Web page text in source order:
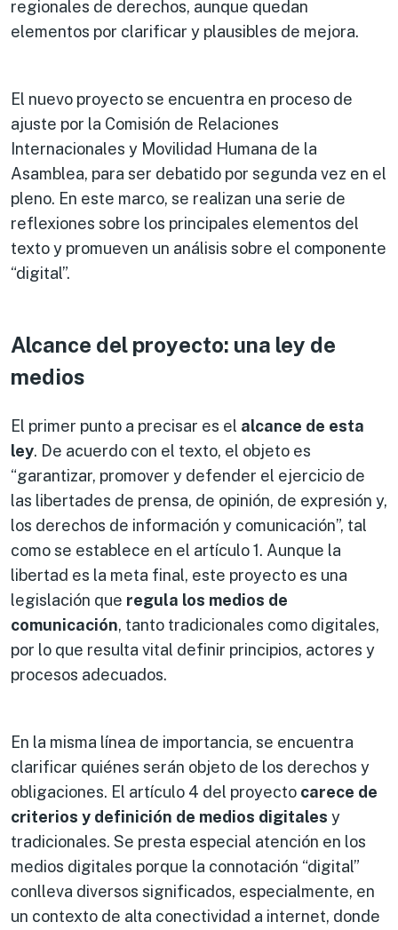
regionales de derechos, aunque quedan
elementos por clarificar y plausibles de mejora.
El nuevo proyecto se encuentra en proceso de
ajuste por la Comisión de Relaciones
Internacionales y Movilidad Humana de la
Asamblea, para ser debatido por segunda vez en el
pleno. En este marco, se realizan una serie de
reflexiones sobre los principales elementos del
texto y promueven un análisis sobre el componente
“digital”.
Alcance del proyecto: una ley de
medios
El primer punto a precisar es el alcance de esta
ley. De acuerdo con el texto, el objeto es
“garantizar, promover y defender el ejercicio de
las libertades de prensa, de opinión, de expresión y,
los derechos de información y comunicación”, tal
como se establece en el artículo 1. Aunque la
libertad es la meta final, este proyecto es una
legislación que regula los medios de
comunicación, tanto tradicionales como digitales,
por lo que resulta vital definir principios, actores y
procesos adecuados.
En la misma línea de importancia, se encuentra
clarificar quiénes serán objeto de los derechos y
obligaciones. El artículo 4 del proyecto carece de
criterios y definición de medios digitales y
tradicionales. Se presta especial atención en los
medios digitales porque la connotación “digital”
conlleva diversos significados, especialmente, en
un contexto de alta conectividad a internet, donde